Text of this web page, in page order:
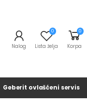
Nalog
0
Lista želja
0
Korpa
Geberit ovlašćeni servis